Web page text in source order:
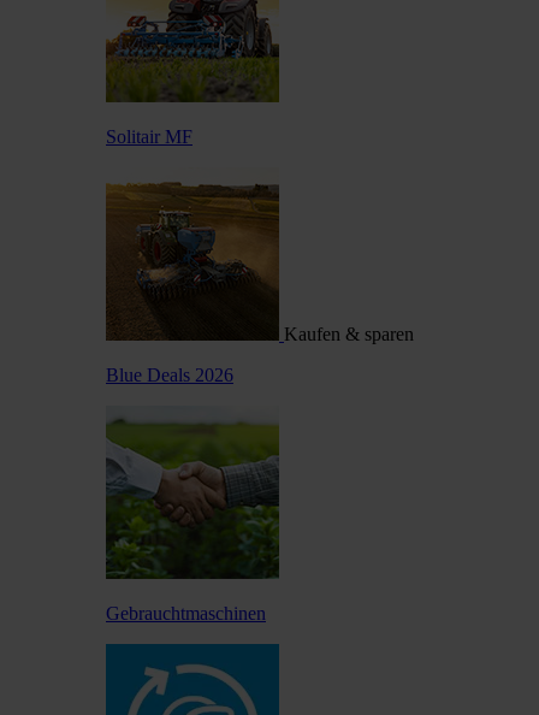
Solitair MF
Kaufen & sparen
Blue Deals 2026
Gebrauchtmaschinen